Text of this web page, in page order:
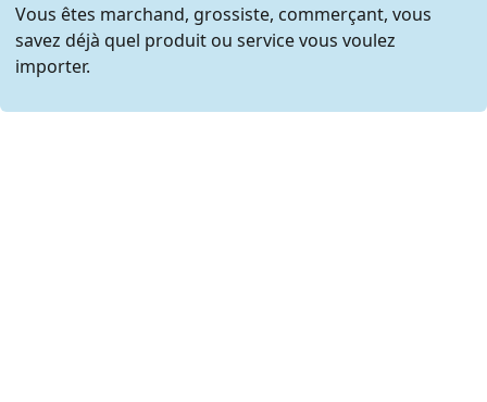
Vous êtes marchand, grossiste, commerçant, vous
savez déjà quel produit ou service vous voulez
importer.